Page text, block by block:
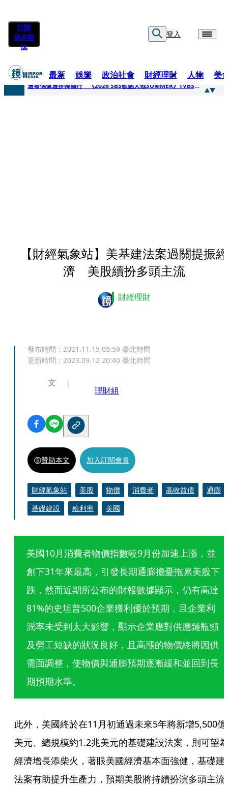
訂閱
紙本雜
誌
登入
最新 娛樂 政治社會 財經理財 人物 美
快訊
邊看偶像邊拚韓國行 《2026 SBS歌謠大戰SUMMER》TVBS直播祭追星福利
【財經氣象站】美基建法案過關提振經
濟 美股續扮多頭主流
財經理財
發布時間： 2021.11.15 05:59 臺北時間
更新時間： 2023.09.12 20:40 臺北時間
文
理財組
贊助本文 加入訂閱會員
財經氣象站 美股 物價 消費者 高收益債
通膨
基礎建設
殖利率 美國
美國10月消費者物價指數較9月份加速上漲，並
創下31年來最高，引發長期通膨擔憂拖累美股下
跌，然而近期所公布的財報數據顯示，仍有高達
81%的史坦普500企業獲利優於預期，且企業利
潤率未受到太大影響，顯示企業應對供應鏈瓶頸
及勞工短缺的狀況良好，且高漲的物價終將因供
需面調整，使物價與通膨預期逐漸緩和並回到長
期預期水準。
此外，美國終於在11月初通過未來5年將新增5,500億
美元、總規模約1.2兆美元的基礎建設法案，則可望為
經濟增長添柴火，著眼美國經濟基本面強健，基礎建
法案有助提升生產力，預期美股將持續扮演多頭主流